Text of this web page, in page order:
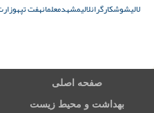
لالیشوشکارگرانلالیمشهدمعلمانهفت تپه
صفحه اصلی
بهداشت و محیط زیست